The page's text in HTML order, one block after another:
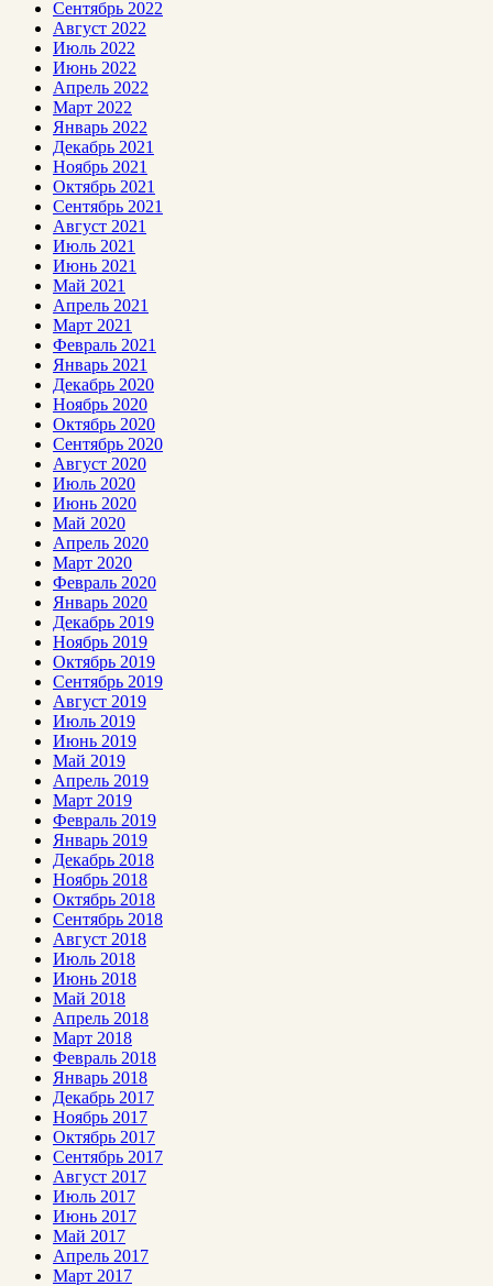
Сентябрь 2022
Август 2022
Июль 2022
Июнь 2022
Апрель 2022
Март 2022
Январь 2022
Декабрь 2021
Ноябрь 2021
Октябрь 2021
Сентябрь 2021
Август 2021
Июль 2021
Июнь 2021
Май 2021
Апрель 2021
Март 2021
Февраль 2021
Январь 2021
Декабрь 2020
Ноябрь 2020
Октябрь 2020
Сентябрь 2020
Август 2020
Июль 2020
Июнь 2020
Май 2020
Апрель 2020
Март 2020
Февраль 2020
Январь 2020
Декабрь 2019
Ноябрь 2019
Октябрь 2019
Сентябрь 2019
Август 2019
Июль 2019
Июнь 2019
Май 2019
Апрель 2019
Март 2019
Февраль 2019
Январь 2019
Декабрь 2018
Ноябрь 2018
Октябрь 2018
Сентябрь 2018
Август 2018
Июль 2018
Июнь 2018
Май 2018
Апрель 2018
Март 2018
Февраль 2018
Январь 2018
Декабрь 2017
Ноябрь 2017
Октябрь 2017
Сентябрь 2017
Август 2017
Июль 2017
Июнь 2017
Май 2017
Апрель 2017
Март 2017